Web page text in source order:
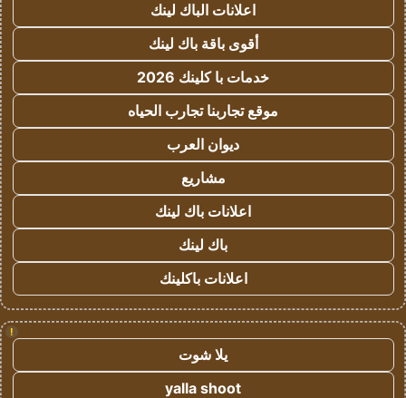
اعلانات الباك لينك
أقوى باقة باك لينك
خدمات با كلينك 2026
موقع تجاربنا تجارب الحياه
ديوان العرب
مشاريع
اعلانات باك لينك
باك لينك
اعلانات باكلينك
!
يلا شوت
yalla shoot